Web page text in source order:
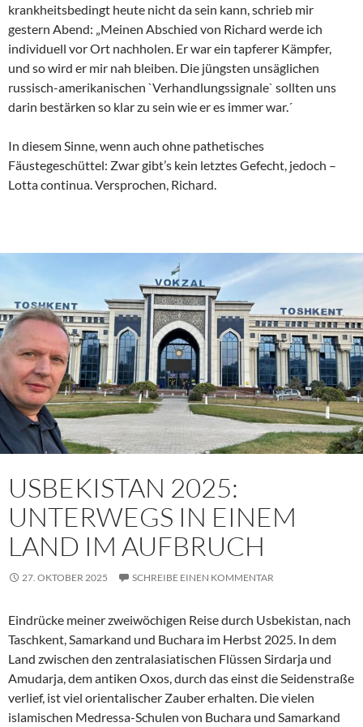
krankheitsbedingt heute nicht da sein kann, schrieb mir
gestern Abend: „Meinen Abschied von Richard werde ich
individuell vor Ort nachholen. Er war ein tapferer Kämpfer,
und so wird er mir nah bleiben. Die jüngsten unsäglichen
russisch-amerikanischen `Verhandlungssignale` sollten uns
darin bestärken so klar zu sein wie er es immer war.´
In diesem Sinne, wenn auch ohne pathetisches
Fäustegeschüttel: Zwar gibt’s kein letztes Gefecht, jedoch –
Lotta continua. Versprochen, Richard.
USBEKISTAN 2025:
UNTERWEGS IN EINEM
LAND IM AUFBRUCH
27. OKTOBER 2025 SCHREIBE EINEN KOMMENTAR
Eindrücke meiner zweiwöchigen Reise durch Usbekistan, nach
Taschkent, Samarkand und Buchara im Herbst 2025. In dem
Land zwischen den zentralasiatischen Flüssen Sirdarja und
Amudarja, dem antiken Oxos, durch das einst die Seidenstraße
verlief, ist viel orientalischer Zauber erhalten. Die vielen
islamischen Medressa-Schulen von Buchara und Samarkand